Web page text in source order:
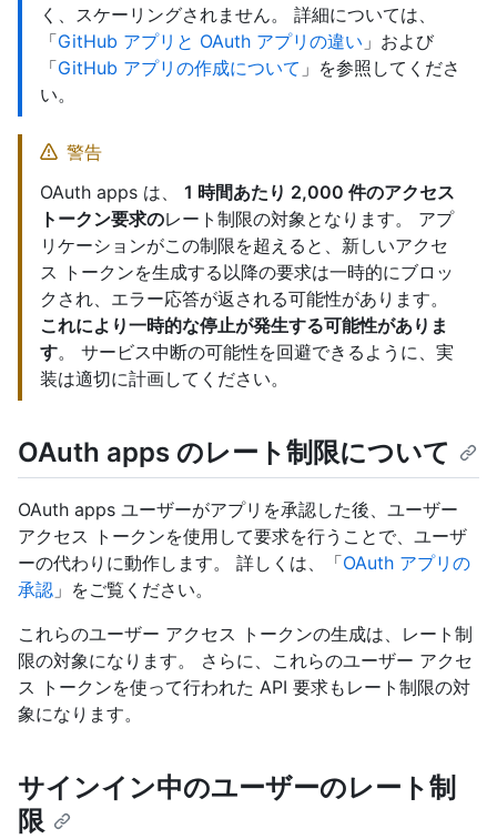
く、スケーリングされません。 詳細については、
「GitHub アプリと OAuth アプリの違い 」および
「GitHub アプリの作成について 」を参照してくださ
い。
警告
OAuth apps は、 1 時間あたり 2,000 件のアクセス
トークン要求のレート制限の対象となります。 アプ
リケーションがこの制限を超えると、新しいアクセ
ス トークンを生成する以降の要求は一時的にブロッ
クされ、エラー応答が返される可能性があります。
これにより一時的な停止が発生する可能性がありま
す。 サービス中断の可能性を回避できるように、実
装は適切に計画してください。
OAuth apps のレート制限について
OAuth apps ユーザーがアプリを承認した後、ユーザー
アクセス トークンを使用して要求を行うことで、ユーザ
ーの代わりに動作します。 詳しくは、「OAuth アプリの
承認 」をご覧ください。
これらのユーザー アクセス トークンの生成は、レート制
限の対象になります。 さらに、これらのユーザー アクセ
ス トークンを使って行われた API 要求もレート制限の対
象になります。
サインイン中のユーザーのレート制
限